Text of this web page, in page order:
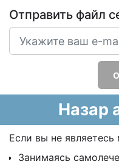
Отправить файл
Назар
Если вы не
Занимаясь